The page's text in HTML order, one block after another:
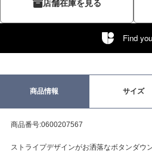
店舗在庫を見る
Find
商品情報 サイズ
商品番号:0600207567
ストライプデザインがお洒落なボタンダウ